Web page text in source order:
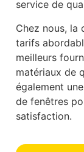
service de
Chez nous, la
tarifs
meilleurs
matériaux de
également
de fenêtres
satisfaction.